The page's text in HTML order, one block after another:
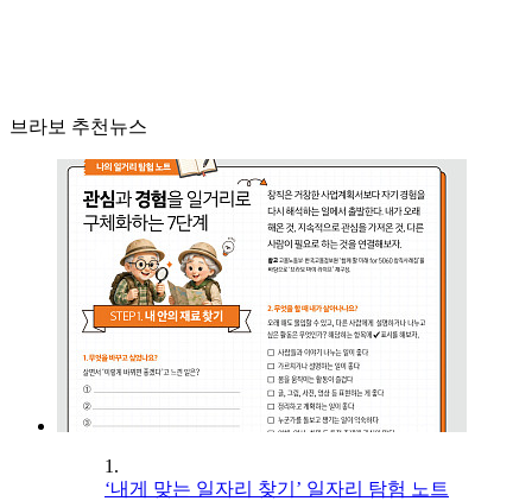
브라보 추천뉴스
1.
‘내게 맞는 일자리 찾기’ 일자리 탐험 노트